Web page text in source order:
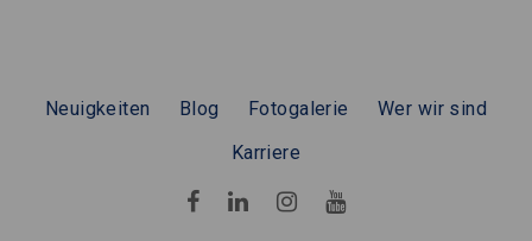
Neuigkeiten Blog Fotogalerie
Wer wir sind
Karriere